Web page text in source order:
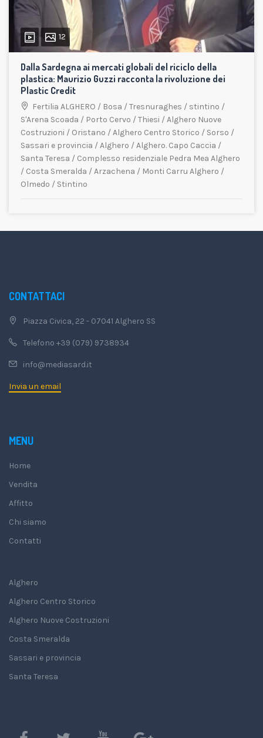
12
Dalla Sardegna ai mercati globali del riciclo della
plastica: Maurizio Guzzi racconta la rivoluzione dei
Plastic Credit
Fertilia ALGHERO / Bosa / Tresnuraghes / stintino /
S'Arena Scoada / Porto Cervo / Thiesi / Alghero Nuove
Costruzioni / Oristano / Alghero Centro Storico / Sorso /
Sassari e provincia / Alghero / Alghero. Capo Caccia /
Santa Teresa / Complesso residenziale Pedra Mea Alghero
/ Costa Smeralda / Arzachena / Monti Carru Alghero /
Olmedo / Stintino
CONTATTACI
Piazza Civica, 22 - 07041 Alghero SS
Telefono +39 (079) 9738934
info@mediasard.it
Invia un email
MENU
Home
Vendita
Affitto
Chi siamo
Contatti
Alghero
Alghero Centro Storico
Alghero Nuove Costruzioni
Costa Smeralda
Sassari e provincia
Santa Teresa